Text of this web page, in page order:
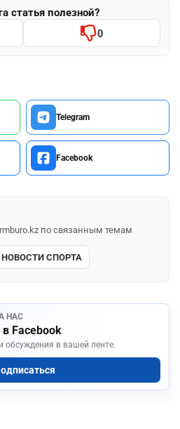
статья полезной?
0
Telegram
Facebook
по связанным темам
НОВОСТИ СПОРТА
НАС
Facebook
обсуждения в вашей ленте.